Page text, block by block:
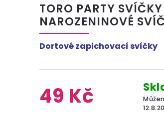
TORO PARTY
NAROZENINOVÉ
49 Kč
Dortové zapichovací svíčky